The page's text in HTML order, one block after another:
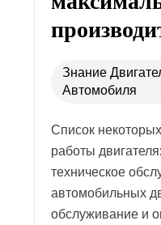
Знание
Автомобиля
Список
работы
техническое
автомобильных
обслуживание и